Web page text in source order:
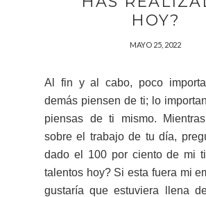
HOY?
MAYO 25, 2022
Al fin y al cabo, poco
demás piensen de ti; lo
piensas de ti mismo.
sobre el trabajo de tu día,
dado el 100 por ciento de mi
talentos hoy? Si esta fuera mi
gustaría que estuviera llena